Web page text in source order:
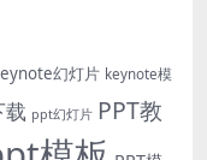
幻灯片 keynote模
载 ppt幻灯片 PPT教